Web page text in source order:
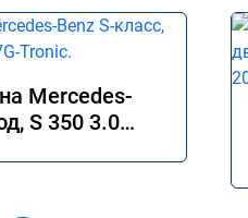
Mercedes-
S 350 3.0